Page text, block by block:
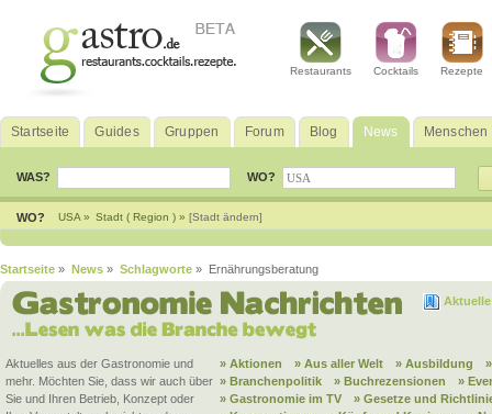
Restaurants Cocktails Rezepte
Startseite Guides Gruppen Forum Blog News Menschen
WAS? WO?
WO? USA » Stadt ( Region ) » [Stadt ändern]
Startseite » News » Schlagworte » Ernährungsberatung
Aktuelles aus der Gastronomie und
mehr. Möchten Sie, dass wir auch über
Sie und Ihren Betrieb, Konzept oder
» Aktionen » Aus aller Welt » Ausbildung
» Branchenpolitik
» Buchrezensionen
»
» Gastronomie im TV
» Gesetze und